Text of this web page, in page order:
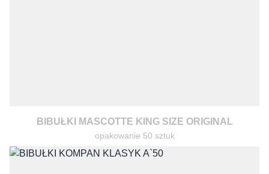
BIBUŁKI MASCOTTE KING SIZE ORIGINAL
opakowanie 50 sztuk